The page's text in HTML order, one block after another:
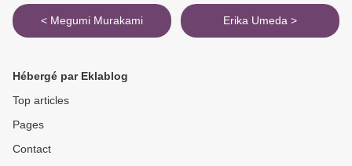
< Megumi Murakami Erika Umeda >
Hébergé par Eklablog
Top articles
Pages
Contact